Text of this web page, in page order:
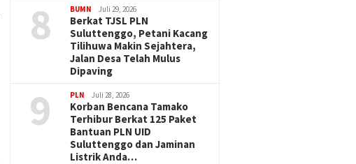
8 BUMN Juli 29, 2026
Berkat TJSL PLN
Suluttenggo, Petani Kacang
Tilihuwa Makin Sejahtera,
Jalan Desa Telah Mulus
Dipaving
9 PLN Juli 28, 2026
Korban Bencana Tamako
Terhibur Berkat 125 Paket
Bantuan PLN UID
Suluttenggo dan Jaminan
Listrik Anda…